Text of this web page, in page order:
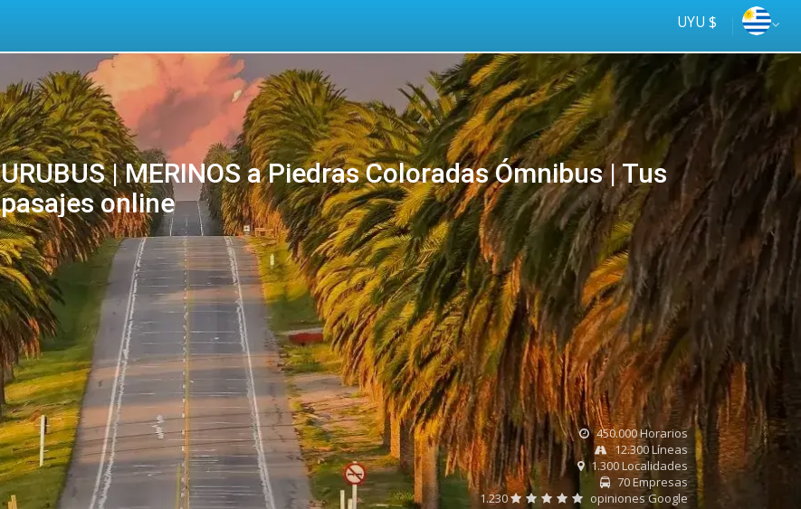
UYU $
URUBUS | MERINOS a Piedras Coloradas Ómnibus | Tus
pasajes online
online
Mejor precio
450.000 Horarios
12.300 Líneas
1.300 Localidades
70 Empresas
1.230
opiniones Google